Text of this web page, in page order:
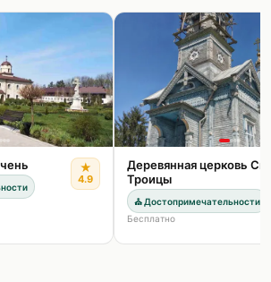
★
4.9
Деревянная церковь
Троицы
⛪Достопримечательности
Бесплатно